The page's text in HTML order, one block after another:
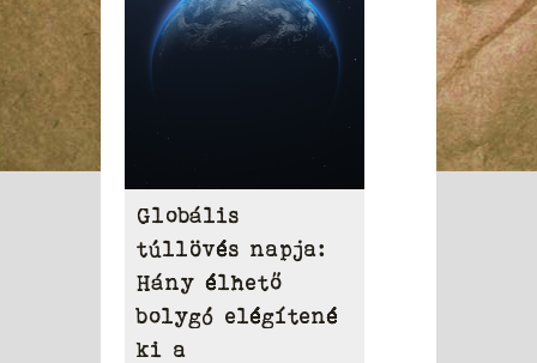
Globális
túllövés napja:
Hány élhető
bolygó elégítené
ki a